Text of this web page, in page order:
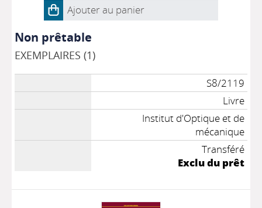
Ajouter au panier
Non prêtable
EXEMPLAIRES (1)
S8/2119
Livre
Institut d'Optique et de
mécanique
Transféré
Exclu du prêt